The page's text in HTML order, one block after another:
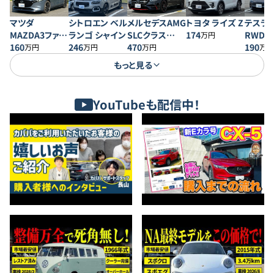
マツダ
MAZDA3ファス
トバック 20S プ
ロアクティブ
160万円
シトロエン ベル
ランゴ シャイン
246万円
メルセデスAMG
SLCクラス
SLC43 レッドア
ートエディショ
ン
470万円
トヨタ ライズ Z
174万円
テスラ
RWD
190万円
もっと見る
YouTubeも配信中！